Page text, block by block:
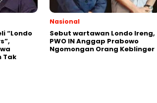
“Londo
Tak
Nasional
Sebut wartawan Londo Ireng,
PWO IN Anggap Prabowo
Ngomongan Orang Keblinger